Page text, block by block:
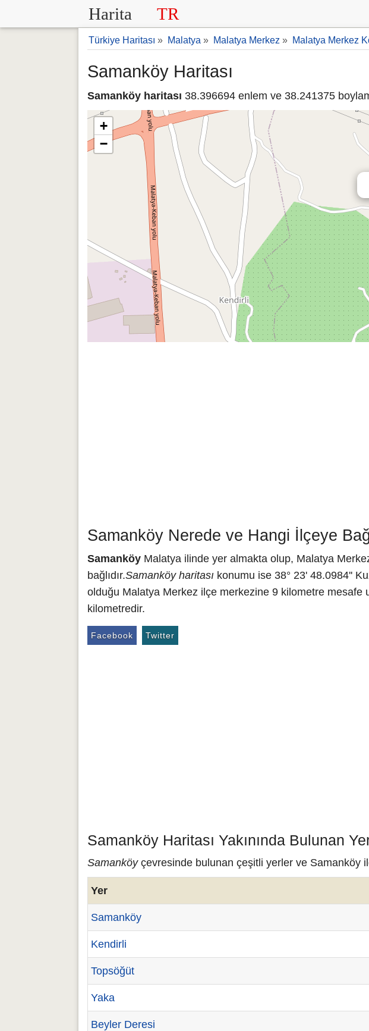
Harita TR
Türkiye Haritası » Malatya » Malatya Merkez » Malatya Merkez
Samanköy Haritası
Samanköy haritası 38.396694 enlem ve 38.241375
+
−
Samanköy Nerede ve Hangi İlçeye
Samanköy Malatya ilinde yer almakta olup, Malatya
bağlıdır.Samanköy haritası konumu ise 38° 23' 48.0984''
olduğu Malatya Merkez ilçe merkezine 9 kilometre mesafe
kilometredir.
Facebook Twitter
Samanköy Haritası Yakınında Bulunan
Samanköyçevresinde bulunan çeşitli yerler ve Samanköy
Yer
Samanköy
Kendirli
Topsöğüt
Yaka
Beyler Deresi